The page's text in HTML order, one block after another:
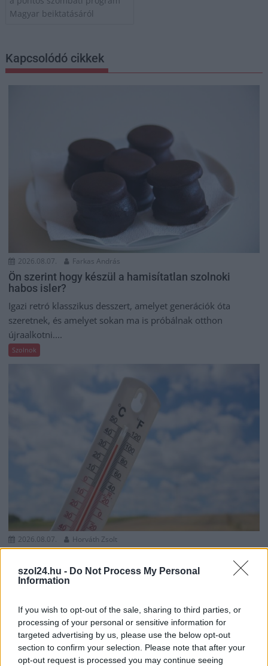
szol24.hu - Do Not Process My Personal
Information
If you wish to opt-out of the sale, sharing to third parties, or
processing of your personal or sensitive information for
targeted advertising by us, please use the below opt-out
section to confirm your selection. Please note that after your
opt-out request is processed you may continue seeing
Magyar beiktatásáról
Kapcsolódó cikkek
2026.08.07. Farkas András
Ön szerint hogy készül a hamisítatlan szolnoki
habos isler?
Igazi retró klasszikus desszert, amelyet generációk óta
szeretnek, és amelyet sokan ma is próbálnak otthon
újraalkotni....
Szolnok
2026.08.07. Horváth Zsolt
egy másik rekord is megdőlt
Nem mindennapi adatokat rögzítettek a meteorológiai
születtek, amelyek átírták...
Szolnok